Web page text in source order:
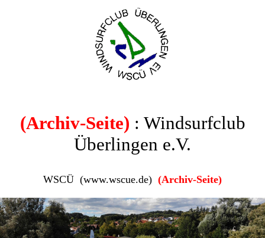
(Archiv-Seite) : Windsurfclub
Überlingen e.V.
WSCÜ (www.wscue.de) (Archiv-Seite)